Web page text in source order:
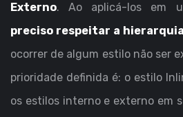
Externo. Ao aplicá-los em
preciso respeitar a
ocorrer de algum estilo não ser
prioridade definida é: o estilo
os estilos interno e externo em